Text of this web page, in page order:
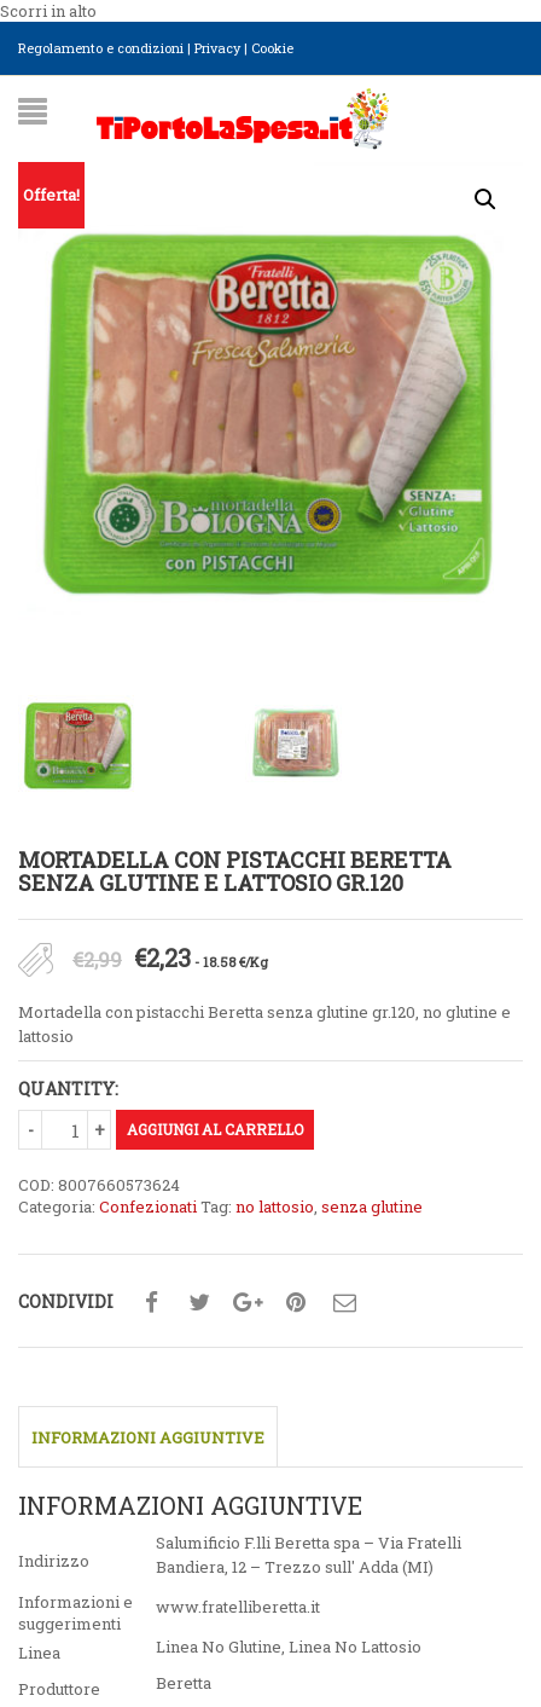
Scorri in alto
Regolamento e condizioni | Privacy| Cookie
Offerta!
MORTADELLA CON PISTACCHI BERETTA
SENZA GLUTINE E LATTOSIO GR.120
€2,99 Il
era:
€2,99.
€2,23Il
è:
€2,23.
- 18.58 €/Kg
Mortadella con pistacchi Beretta senza glutine gr.120, no glutine e
lattosio
QUANTITY:
AGGIUNGI AL CARRELLO
COD: 8007660573624
Categoria: ConfezionatiTag: no lattosio, senza glutine
CONDIVIDI
INFORMAZIONI AGGIUNTIVE
INFORMAZIONI AGGIUNTIVE
Indirizzo
Salumificio F.lli Beretta spa – Via Fratelli
Bandiera, 12 – Trezzo sull' Adda (MI)
Informazioni e
suggerimenti
www.fratelliberetta.it
Linea Linea No Glutine, Linea No Lattosio
Produttore
Beretta